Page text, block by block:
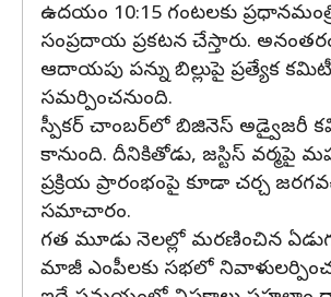
ఉదయం 10:15 గంటలకు
సంప్రదాయ ప్రకటన చేస్తారు.
ఆదాయపు పన్ను బిల్లుపై ప్రత్యేక
సమర్పించనుంది.
స్పీకర్‌ చాంబర్‌లో బిజినెస్ అడ్వైజరీ
కానుంది. దీనికితోడు, జస్టిస్
ప్రక్రియ ప్రారంభంపై కూడా చర్చ
సమాచారం.
గత మూడు నెలల్లో మరణించిన
మాజీ ఎంపీలకు సభలో